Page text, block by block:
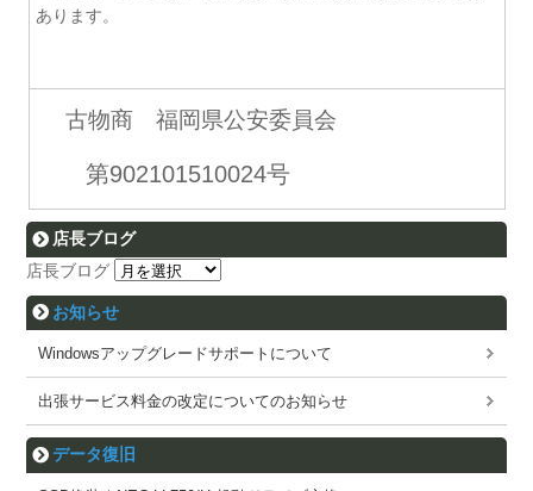
あります。
古物商 福岡県公安委員会
第902101510024号
店長ブログ
店長ブログ
お知らせ
Windowsアップグレードサポートについて
出張サービス料金の改定についてのお知らせ
データ復旧